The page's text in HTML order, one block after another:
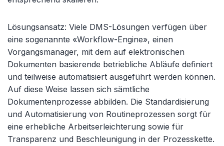
Lösungsansatz: Viele DMS-Lösungen verfügen über
eine sogenannte «Workflow-Engine», einen
Vorgangsmanager, mit dem auf elektronischen
Dokumenten basierende betriebliche Abläufe definiert
und teilweise automatisiert ausgeführt werden können.
Auf diese Weise lassen sich sämtliche
Dokumentenprozesse abbilden. Die Standardisierung
und Automatisierung von Routineprozessen sorgt für
eine erhebliche Arbeitserleichterung sowie für
Transparenz und Beschleunigung in der Prozesskette.